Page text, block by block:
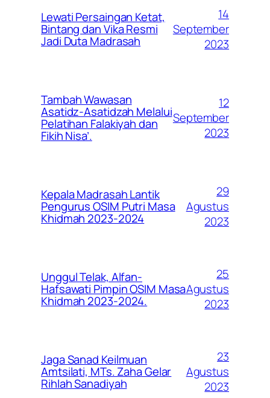
Lewati Persaingan Ketat,
Bintang dan Vika Resmi
Jadi Duta Madrasah
14
September
2023
Tambah Wawasan
Asatidz-Asatidzah Melalui
Pelatihan Falakiyah dan
Fikih Nisa’.
12
September
2023
Kepala Madrasah Lantik
Pengurus OSIM Putri Masa
Khidmah 2023-2024
29
Agustus
2023
Unggul Telak, Alfan-
Hafsawati Pimpin OSIM Masa
Khidmah 2023-2024.
25
Agustus
2023
Jaga Sanad Keilmuan
Amtsilati, MTs. Zaha Gelar
Rihlah Sanadiyah
23
Agustus
2023